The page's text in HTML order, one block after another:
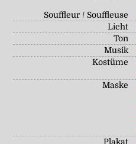
Souffleur / Souffleuse
Licht
Ton
Musik
Kostüme
Maske
Plakat